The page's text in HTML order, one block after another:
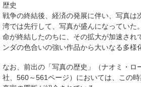
歴史
戦争の終結後、経済の発展に伴い、写真は
湾では先行して、写真が盛んになっていた
命が終結したのちに、その拡大が加速され
ンダの色合いの強い作品から大いなる多様
なお、前出の「写真の歴史」（ナオミ・ロ
社、560～561ページ）においては、この